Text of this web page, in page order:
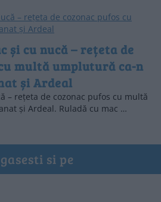
și cu nucă – rețeta de
multă umplutură ca-n
și Ardeal
– rețeta de cozonac pufos cu multă
și Ardeal. Ruladă cu mac …
si pe